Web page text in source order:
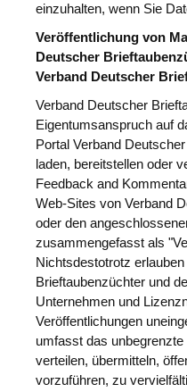
einzuhalten, wenn Sie
Veröffentlichung von
Deutscher
Verband Deutscher
Verband Deutscher
Eigentumsanspruch auf
Portal Verband
laden, bereitstellen oder
Feedback and
Web-Sites von Verband
oder den
zusammengefasst als
Nichtsdestotrotz
Brieftaubenzüchter und
Unternehmen und
Veröffentlichungen
umfasst das
verteilen, übermitteln,
vorzuführen, zu